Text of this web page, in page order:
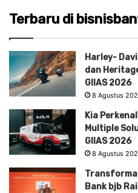
Terbaru di
Harley-
dan
GIIAS 2026
8 Agustus
Kia
Multiple
GIIAS 2026
8 Agustus
Bank bjb